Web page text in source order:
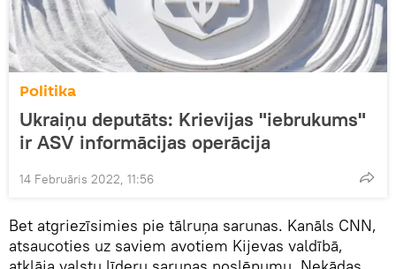
Politika
Ukraiņu deputāts: Krievijas "iebrukums"
ir ASV informācijas operācija
14 Februāris 2022, 11:56
Bet atgriezīsimies pie tālruņa sarunas. Kanāls CNN,
atsaucoties uz saviem avotiem Kijevas valdībā,